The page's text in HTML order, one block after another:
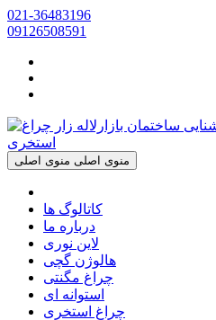
021-36483196
09126508591
منوی اصلی منوی اصلی
کاتالوگ ها
درباره ما
لاین نوری
هالوژن گچی
چراغ مگنتی
استوانه ای
چراغ استخری